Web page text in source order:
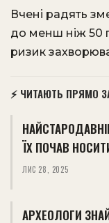
Вчені радять
до менш ніж 50
ризик
⚡ ЧИТАЮТЬ ПРЯМО
ЇХ ПОЧАВ
ЛИС 28, 2025
АРХЕОЛОГИ